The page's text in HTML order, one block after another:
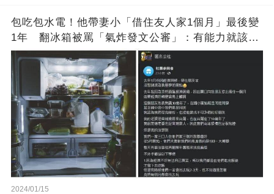
包吃包水電！他帶妻小「借住友人家1個月」最後變
1年 翻冰箱被罵「氣炸發文公審」：有能力就該大
方
2024/01/15